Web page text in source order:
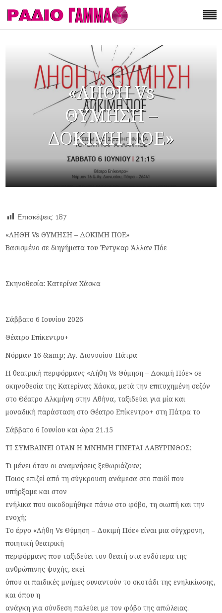
«ΛΗΘΗ Vs
ΘΥΜΗΣΗ –
ΔΟΚΙΜΗ ΠΟΕ»
Επισκέψεις: 187
«ΛΗΘΗ Vs ΘΥΜΗΣΗ – ΔΟΚΙΜΗ ΠΟΕ»
Βασισμένο σε διηγήματα του Έντγκαρ Άλλαν Πόε
Σκηνοθεσία: Κατερίνα Χάσκα
Σάββατο 6 Ιουνίου 2026
Θέατρο Επίκεντρο+
Νόρμαν 16 &amp; Αγ. Διονυσίου-Πάτρα
Η θεατρική περφόρμανς «Λήθη Vs Θύμηση – Δοκιμή Πόε» σε
σκηνοθεσία της Κατερίνας Χάσκα, μετά την επιτυχημένη σεζόν
στο Θέατρο Αλκμήνη στην Αθήνα, ταξιδεύει για μία και
μοναδική παράσταση στο Θέατρο Επίκεντρο+ στη Πάτρα το
Σάββατο 6 Ιουνίου και ώρα 21.15
ΤΙ ΣΥΜΒΑΙΝΕΙ ΟΤΑΝ Η ΜΝΗΜΗ ΓΙΝΕΤΑΙ ΛΑΒΥΡΙΝΘΟΣ;
Τι μένει όταν οι αναμνήσεις ξεθωριάζουν;
Ποιος επιζεί από τη σύγκρουση ανάμεσα στο παιδί που
υπήρξαμε και στον
ενήλικα που οικοδομήθηκε πάνω στο φόβο, τη σιωπή και την
ενοχή;
Το έργο «Λήθη Vs Θύμηση – Δοκιμή Πόε» είναι μια σύγχρονη,
ποιητική θεατρική
περφόρμανς που ταξιδεύει τον θεατή στα ενδότερα της
ανθρώπινης ψυχής, εκεί
όπου οι παιδικές μνήμες συναντούν το σκοτάδι της ενηλικίωσης,
και όπου η
ανάγκη για σύνδεση παλεύει με τον φόβο της απώλειας.